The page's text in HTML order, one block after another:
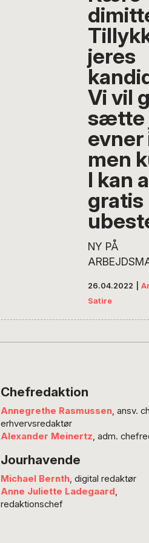
jeres
Vi vil
sætte
evner
men
I kan
gratis
NY PÅ
fint med at
lavtlønnede
så mange
de
26.04.2022
Satire
Chefredaktion
Annegrethe Rasmussen, ansv.
erhvervsredaktør
Alexander Meinertz, adm.
Jourhavende
Michael Bernth, digital redaktør
Anne Juliette Ladegaard,
redaktionschef